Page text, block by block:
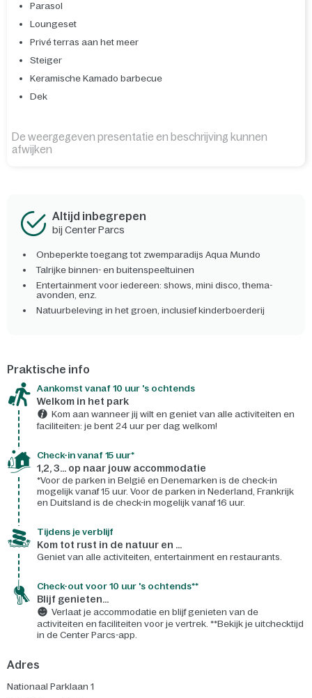
Parasol
Loungeset
Privé terras aan het meer
Steiger
Keramische Kamado barbecue
Dek
De weergegeven presentatie en beschrijving kunnen
afwijken
Altijd inbegrepen
bij Center Parcs
Onbeperkte toegang tot zwemparadijs Aqua Mundo
Talrijke binnen- en buitenspeeltuinen
Entertainment voor iedereen: shows, mini disco, thema-
avonden, enz.
Natuurbeleving in het groen, inclusief kinderboerderij
Praktische info
Aankomst vanaf 10 uur 's ochtends
Welkom in het park
Kom aan wanneer jij wilt en geniet van alle activiteiten en
faciliteiten: je bent 24 uur per dag welkom!
Check-in vanaf 15 uur*
1,2, 3... op naar jouw accommodatie
*Voor de parken in België en Denemarken is de check-in
mogelijk vanaf 15 uur. Voor de parken in Nederland, Frankrijk
en Duitsland is de check-in mogelijk vanaf 16 uur.
Tijdens je verblijf
Kom tot rust in de natuur en ...
Geniet van alle activiteiten, entertainment en restaurants.
Check-out voor 10 uur 's ochtends**
Blijf genieten...
Verlaat je accommodatie en blijf genieten van de
activiteiten en faciliteiten voor je vertrek. **Bekijk je uitchecktijd
in de Center Parcs-app.
Adres
Nationaal Parklaan 1